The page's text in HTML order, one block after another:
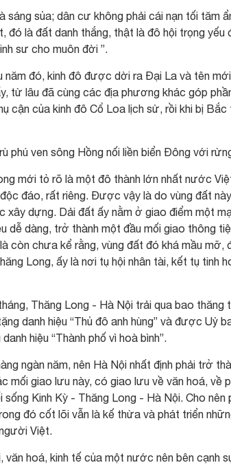
sáng sủa; dân cư không phải cái nạn tối tăm
đó là đất danh thắng, thật là đô hội trọng yếu
sư cho muôn đời ”.
năm đó, kinh đô được dời ra Đại La và tên
từ lâu đã cùng các địa phương khác góp
cận của kinh đô Cổ Loa lịch sử, rồi khi bị
phú ven sông Hồng nối liền biển Đông với
mới tỏ rõ là một đô thành lớn nhất nước
đáo, rất riêng. Được vậy là do vùng đất
xây dựng. Dải đất ấy nằm ở giao điểm một
dễ dàng, trở thành một đầu mối giao thông
còn chưa kể rằng, vùng đất đó khá mầu mỡ,
Long, ấy là nơi tụ hội nhân tài, kết tụ tinh
Thăng Long - Hà Nội trải qua bao thăng
danh hiệu “Thủ đô anh hùng” và được Uỷ
hiệu “Thành phố vì hoà bình”.
ngàn năm, nên Hà Nội nhất định phải trở
mối giao lưu này, có giao lưu về văn hoá, về
sống Kinh Kỳ - Thăng Long - Hà Nội. Cho
đó cốt lõi vẫn là kế thừa và phát triển
Việt.
văn hoá, kinh tế của một nước nên bên cạnh